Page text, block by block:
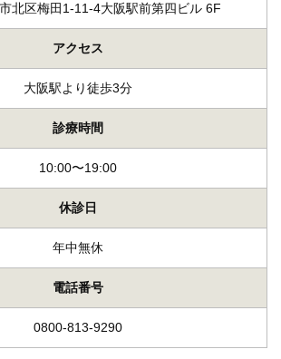
北区梅田1-11-4大阪駅前第四ビル 6F
アクセス
大阪駅より徒歩3分
診療時間
10:00〜19:00
休診日
年中無休
電話番号
0800-813-9290